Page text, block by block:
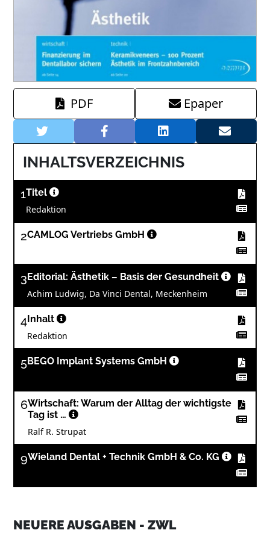
PDF Epaper
INHALTSVERZEICHNIS
1Titel
Redaktion
2CAMLOG Vertriebs GmbH
3 Editorial: Ästhetik – Basis der Gesundheit
Achim Ludwig, Da Vinci Dental, Meckenheim
4 Inhalt
Redaktion
5BEGO Implant Systems GmbH
6Wirtschaft: Warum der Alltag der wichtigste
Tag ist …
Ralf R. Strupat
9Wieland Dental + Technik GmbH & Co. KG
NEUERE AUSGABEN - ZWL